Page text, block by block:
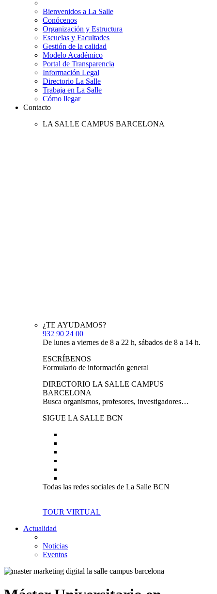
Bienvenidos a La Salle
Conócenos
Organización y Estructura
Escuelas y Facultades
Gestión de la calidad
Modelo Académico
Portal de Transparencia
Información Legal
Directorio La Salle
Trabaja en La Salle
Cómo llegar
Contacto
LA SALLE CAMPUS BARCELONA
¿TE AYUDAMOS?
932 90 24 00
De lunes a viernes de 8 a 22 h, sábados de 8 a 14 h.
ESCRÍBENOS
Formulario de información general
DIRECTORIO LA SALLE CAMPUS
BARCELONA
Busca organismos, profesores, investigadores…
SIGUE LA SALLE BCN
Todas las redes sociales de La Salle BCN
TOUR VIRTUAL
Actualidad
Noticias
Eventos